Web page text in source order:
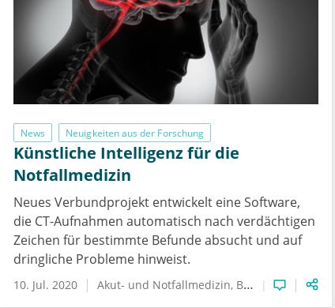
News Neuigkeiten aus der Forschung
Künstliche Intelligenz für die
Notfallmedizin
Neues Verbundprojekt entwickelt eine Software,
die CT-Aufnahmen automatisch nach verdächtigen
Zeichen für bestimmte Befunde absucht und auf
dringliche Probleme hinweist.
10. Jul. 2020 Akut- und Notfallmedizin Bildgebung